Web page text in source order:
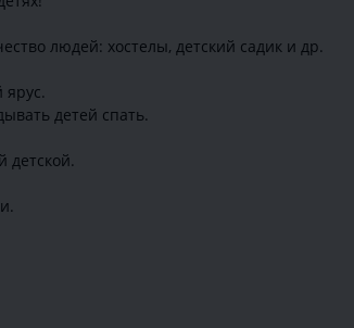
людей: хостелы, детский садик и др.
детей спать.
детской.